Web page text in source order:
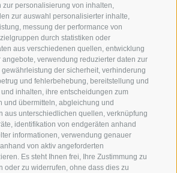
zur personalisierung von inhalten,
zur auswahl personalisierter inhalte,
messung der performance von
durch statistiken oder
aus verschiedenen quellen, entwicklung
verwendung reduzierter daten zur
der sicherheit, verhinderung
und fehlerbehebung, bereitstellung und
inhalten, ihre entscheidungen zum
und übermitteln, abgleichung und
aus unterschiedlichen quellen, verknüpfung
identifikation von endgeräten anhand
informationen, verwendung genauer
von aktiv angeforderten
Es steht Ihnen frei, Ihre Zustimmung zu
oder zu widerrufen, ohne dass dies zu
Facebook und entdecke alle Angebote,
und Südtirol-Insider-Tipps als erster!
Bilder - eben das „echte“ Südtirol aus der
Sicht unserer Privatvermieter.
Wetter